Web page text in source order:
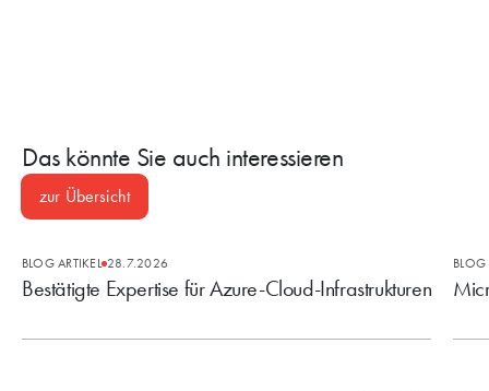
Das könnte Sie auch interessieren
zur Übersicht
BLOG ARTIKEL 28.7.2026
Bestätigte Expertise für Azure-Cloud-Infrastrukturen
BLOG